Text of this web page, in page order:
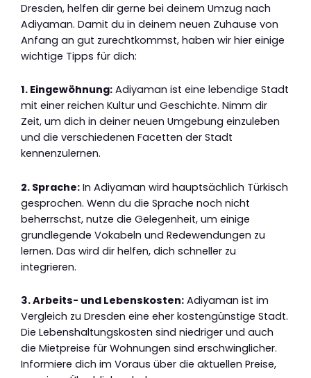
Dresden, helfen dir gerne bei deinem Umzug nach
Adiyaman. Damit du in deinem neuen Zuhause von
Anfang an gut zurechtkommst, haben wir hier einige
wichtige Tipps für dich:
1. Eingewöhnung: Adiyaman ist eine lebendige Stadt
mit einer reichen Kultur und Geschichte. Nimm dir
Zeit, um dich in deiner neuen Umgebung einzuleben
und die verschiedenen Facetten der Stadt
kennenzulernen.
2. Sprache: In Adiyaman wird hauptsächlich Türkisch
gesprochen. Wenn du die Sprache noch nicht
beherrschst, nutze die Gelegenheit, um einige
grundlegende Vokabeln und Redewendungen zu
lernen. Das wird dir helfen, dich schneller zu
integrieren.
3. Arbeits- und Lebenskosten: Adiyaman ist im
Vergleich zu Dresden eine eher kostengünstige Stadt.
Die Lebenshaltungskosten sind niedriger und auch
die Mietpreise für Wohnungen sind erschwinglicher.
Informiere dich im Voraus über die aktuellen Preise,